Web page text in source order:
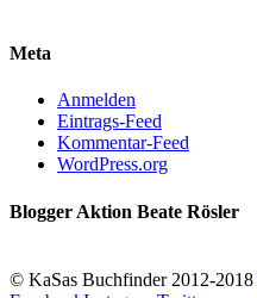
Meta
Anmelden
Eintrags-Feed
Kommentar-Feed
WordPress.org
Blogger Aktion Beate Rösler
© KaSas Buchfinder 2012-2018